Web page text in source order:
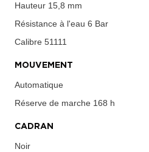
Hauteur 15,8 mm
Résistance à l'eau 6 Bar
Calibre 51111
MOUVEMENT
Automatique
Réserve de marche 168 h
CADRAN
Noir